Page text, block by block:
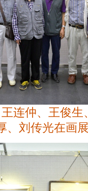
连仲、王俊
、刘传光在画